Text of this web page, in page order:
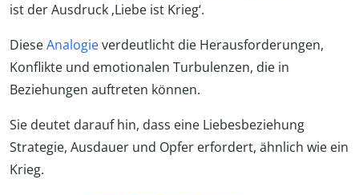
ist der Ausdruck ‚Liebe ist Krieg‘.
DieseAnalogieverdeutlicht die Herausforderungen,
Konflikte und emotionalen Turbulenzen, die in
Beziehungen auftreten können.
Sie deutet darauf hin, dass eine Liebesbeziehung
Strategie, Ausdauer und Opfer erfordert, ähnlich wie ein
Krieg.